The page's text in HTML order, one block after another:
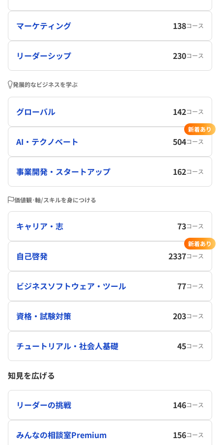
マーケティング 138コース
リーダーシップ 230コース
発展的なビジネスを学ぶ
グローバル 142コース
AI・テクノベート 504コース
新着あり
事業開発・スタートアップ 162コース
価値観･軸/スキルを身につける
キャリア・志 73コース
自己啓発 2337コース
新着あり
ビジネスソフトウェア・ツール 77コース
資格・試験対策 203コース
チュートリアル・社会人基礎 45コース
知見を広げる
リーダーの挑戦 146コース
みんなの相談室Premium 156コース